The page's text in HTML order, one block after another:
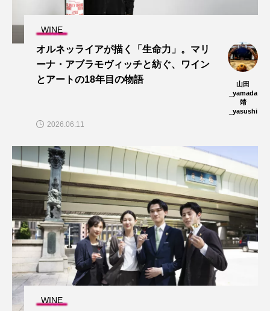
WINE
オルネッライアが描く「生命力」。マリ
ーナ・アブラモヴィッチと紡ぐ、ワイン
とアートの18年目の物語
山田
_yamada
靖
_yasushi
2026.06.11
WINE